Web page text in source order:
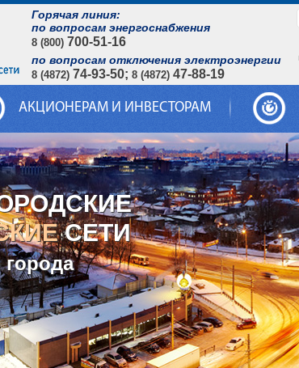
Горячая линия:
по вопросам энергоснабжения
8 (800) 700-51-16
по вопросам отключения электроэнергии
8 (4872) 74-93-50; 8 (4872) 47-88-19
АКЦИОНЕРАМ И ИНВЕСТОРАМ
СЕТИ